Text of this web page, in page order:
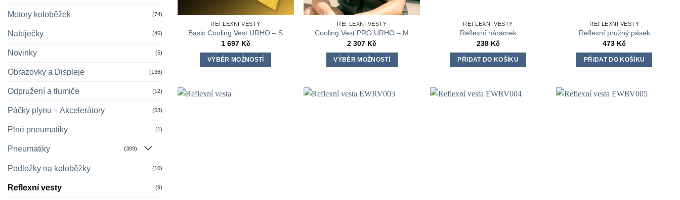
Motory koloběžek (74)
Nabíječky (46)
Novinky (5)
Obrazovky a Displeje (136)
Odpružení a tlumiče (12)
Páčky plynu – Akcelerátory (53)
Plné pneumatiky (1)
Pneumatiky (309)
Podložky na koloběžky (10)
Reflexní vesty (9)
REFLEXNÍ VESTY
Basic Cooling Vest URHO – S
1 697 Kč
VÝBĚR MOŽNOSTÍ
REFLEXNÍ VESTY
Cooling Vest PRO URHO – M
2 307 Kč
VÝBĚR MOŽNOSTÍ
má
REFLEXNÍ VESTY
Reflexní náramek
238 Kč
PŘIDAT DO KOŠÍKU
REFLEXNÍ VESTY
Reflexní pružný pásek
473 Kč
PŘIDAT DO KOŠÍKU